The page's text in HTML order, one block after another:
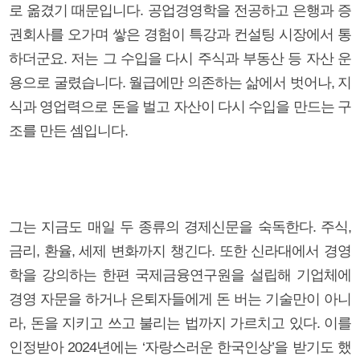
로 옮겼기 때문입니다. 공업경영학을 전공하고 은행과 증
권회사를 오가며 쌓은 경험이 특강과 컨설팅 시장에서 통
하더군요. 저는 그 수입을 다시 주식과 부동산 등 자산 운
용으로 굴렸습니다. 월급에만 의존하는 삶에서 벗어나, 지
식과 영업력으로 돈을 벌고 자산이 다시 수입을 만드는 구
조를 만든 셈입니다.
그는 지금도 매일 두 종류의 경제신문을 숙독한다. 주식,
금리, 환율, 세제 변화까지 챙긴다. 또한 신라대에서 경영
학을 강의하는 한편 국제금융연구원을 설립해 기업체에
경영 자문을 하거나 은퇴자들에게 돈 버는 기술만이 아니
라, 돈을 지키고 쓰고 불리는 법까지 가르치고 있다. 이를
인정받아 2024년에는 ‘자랑스러운 한국인상’을 받기도 했